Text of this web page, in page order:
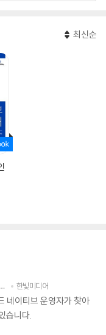
최신순
저오성근역
한빛미디어
네이티브 운영자가 찾아
습니다.